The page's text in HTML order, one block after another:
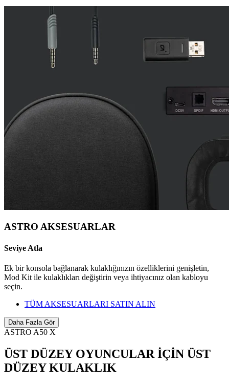
ASTRO AKSESUARLAR
Seviye Atla
Ek bir konsola bağlanarak kulaklığınızın özelliklerini genişletin,
Mod Kit ile kulaklıkları değiştirin veya ihtiyacınız olan kabloyu
seçin.
TÜM AKSESUARLARI SATIN ALIN
Daha Fazla Gör
ASTRO A50 X
ÜST DÜZEY OYUNCULAR İÇİN ÜST
DÜZEY KULAKLIK